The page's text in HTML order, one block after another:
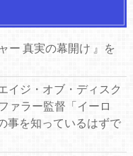
ー 真実の幕開け 』を
イジ・オブ・ディスク
ァラー監督「イーロ
事を知っているはずで